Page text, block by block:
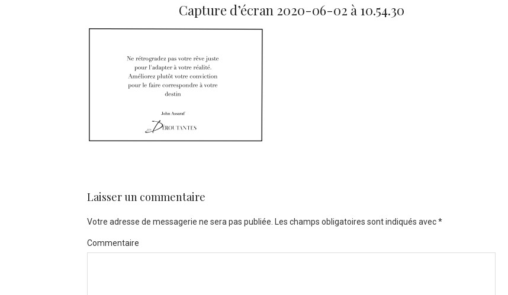
Capture d’écran 2020-06-02 à 10.54.30
Laisser un commentaire
Votre adresse de messagerie ne sera pas publiée. Les champs obligatoires sont indiqués avec*
Commentaire